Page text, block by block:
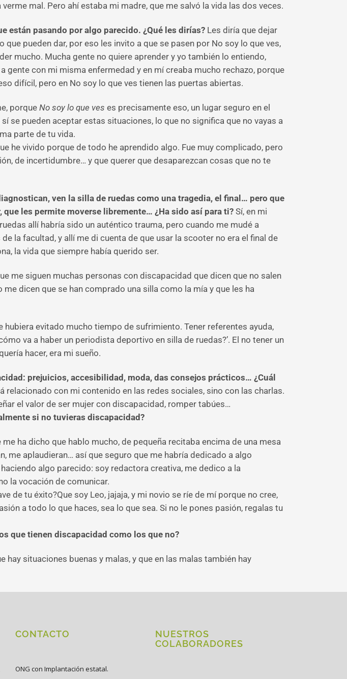
mal. Pero ahí estaba mi madre, que me salvó la vida las dos veces.
están pasando por algo parecido. ¿Qué les dirías? Les diría que dejar
pueden dar, por eso les invito a que se pasen por No soy lo que ves,
mucho. Mucha gente no quiere aprender y yo también lo entiendo,
gente con mi misma enfermedad y en mí creaba mucho rechazo, porque
difícil, pero en No soy lo que ves tienen las puertas abiertas.
porque No soy lo que ves es precisamente eso, un lugar seguro en el
se pueden aceptar estas situaciones, lo que no significa que no vayas a
parte de tu vida.
he vivido porque de todo he aprendido algo. Fue muy complicado, pero
de incertidumbre… y que querer que desaparezcan cosas que no te
ven la silla de ruedas como una tragedia, el final… pero que
les permite moverse libremente… ¿Ha sido así para ti?Sí, en mi
allí habría sido un auténtico trauma, pero cuando me mudé a
la facultad, y allí me di cuenta de que usar la scooter no era el final de
la vida que siempre había querido ser.
me siguen muchas personas con discapacidad que dicen que no salen
dicen que se han comprado una silla como la mía y que les ha
evitado mucho tiempo de sufrimiento. Tener referentes ayuda,
va a haber un periodista deportivo en silla de ruedas?’. El no tener un
hacer, era mi sueño.
prejuicios, accesibilidad, moda, das consejos prácticos… ¿Cuál
relacionado con mi contenido en las redes sociales, sino con las charlas.
el valor de ser mujer con discapacidad, romper tabúes…
si no tuvieras discapacidad?
ha dicho que hablo mucho, de pequeña recitaba encima de una mesa
me aplaudieran… así que seguro que me habría dedicado a algo
algo parecido: soy redactora creativa, me dedico a la
la vocación de comunicar.
de tu éxito?Que soy Leo, jajaja, y mi novio se ríe de mí porque no cree,
a todo lo que haces, sea lo que sea. Si no le pones pasión, regalas tu
que tienen discapacidad como los que no?
hay situaciones buenas y malas, y que en las malas también hay
CONTACTO
ONG con Implantación estatal.
NUESTROS
COLABORADORES